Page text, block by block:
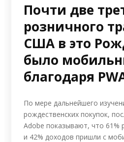
Почти две
розничного
США в это
было
благодаря
По мере дальнейшего
рождественских покупок,
Adobe показывают, что 61%
и 42% доходов пришли с